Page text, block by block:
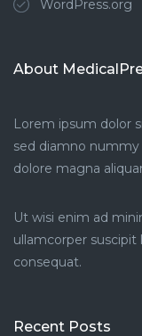
WordPress.org
About
Lorem ipsum dolor
sed diamno
dolore magna
Ut wisi enim ad
ullamcorper
consequat.
Recent Posts